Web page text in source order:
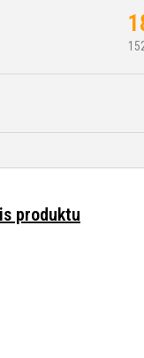
produktu